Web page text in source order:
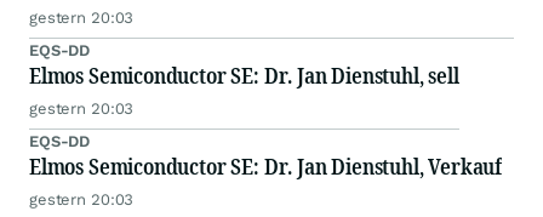
gestern 20:03
EQS-DD
Elmos Semiconductor SE: Dr. Jan Dienstuhl, sell
gestern 20:03
EQS-DD
Elmos Semiconductor SE: Dr. Jan Dienstuhl, Verkauf
gestern 20:03